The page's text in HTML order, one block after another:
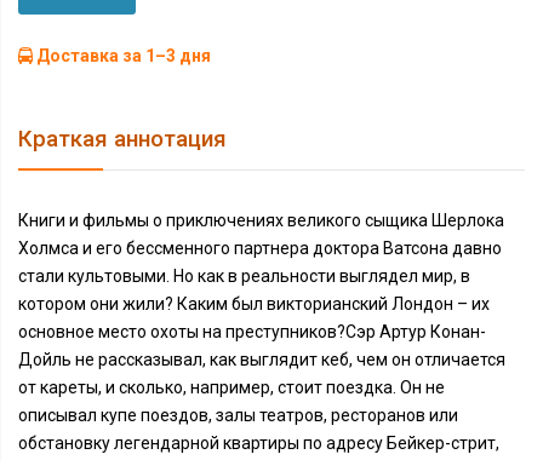
Доставка за 1–3 дня
Краткая аннотация
Книги и фильмы о приключениях великого сыщика Шерлока
Холмса и его бессменного партнера доктора Ватсона давно
стали культовыми. Но как в реальности выглядел мир, в
котором они жили? Каким был викторианский Лондон – их
основное место охоты на преступников?Сэр Артур Конан-
Дойль не рассказывал, как выглядит кеб, чем он отличается
от кареты, и сколько, например, стоит поездка. Он не
описывал купе поездов, залы театров, ресторанов или
обстановку легендарной квартиры по адресу Бейкер-стрит,